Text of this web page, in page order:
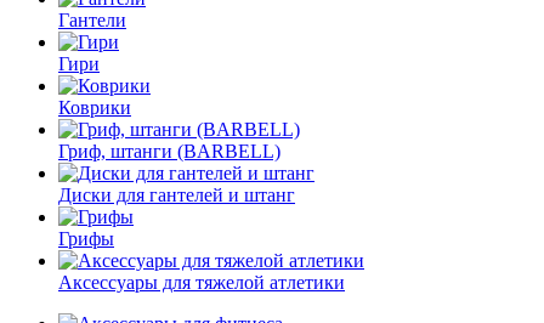
Гантели
Гири
Коврики
Гриф, штанги (BARBELL)
Диски для гантелей и штанг
Грифы
Аксессуары для тяжелой атлетики